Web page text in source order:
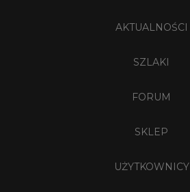
AKTUALNOŚCI
SZLAKI
FORUM
SKLEP
UŻYTKOWNICY